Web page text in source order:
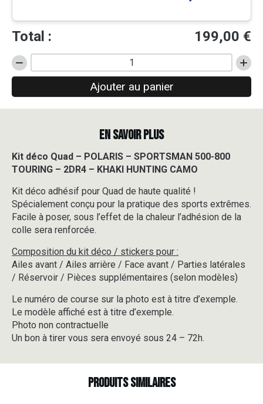
Total : 199,00 €
quantité
de
Quad
SPORTSMAN
500-
TOURING
-
2DR4
-
KHAKI
HUNTING
CAMO
Ajouter au panier
EN SAVOIR PLUS
Kit déco Quad – POLARIS – SPORTSMAN 500-800
TOURING – 2DR4 – KHAKI HUNTING CAMO
Kit déco adhésif pour Quad de haute qualité !
Spécialement conçu pour la pratique des sports extrêmes.
Facile à poser, sous l’effet de la chaleur l’adhésion de la
colle sera renforcée.
Composition du kit déco / stickers pour :
Ailes avant / Ailes arrière / Face avant / Parties latérales
/ Réservoir / Pièces supplémentaires (selon modèles)
Le numéro de course sur la photo est à titre d’exemple.
Le modèle affiché est à titre d’exemple.
Photo non contractuelle
Un bon à tirer vous sera envoyé sous 24 – 72h.
Produits similaires